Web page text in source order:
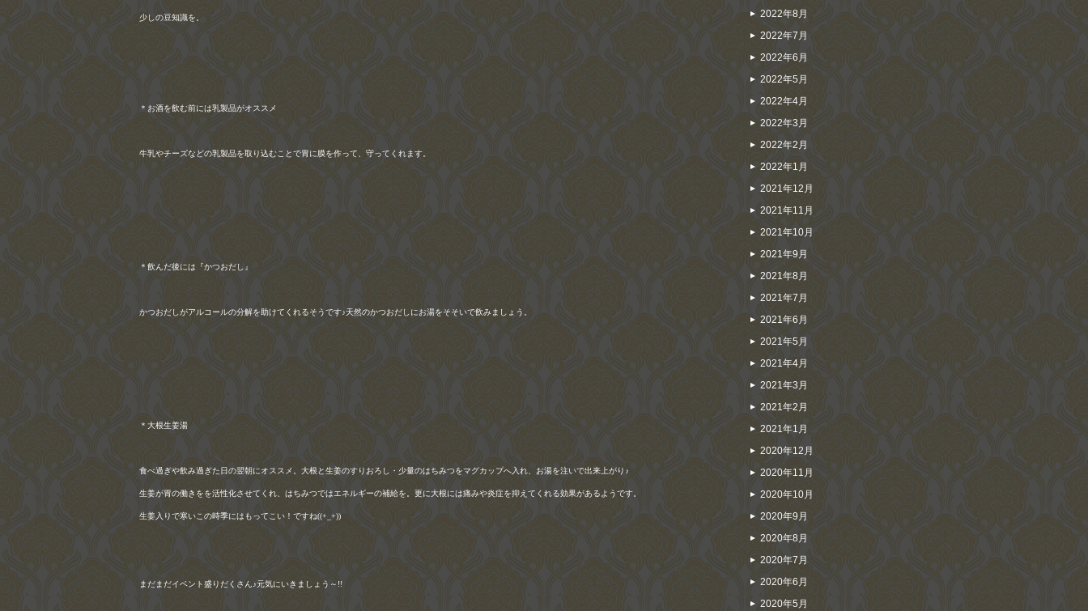
少しの豆知識を。
＊お酒を飲む前には乳製品がオススメ
牛乳やチーズなどの乳製品を取り込むことで胃に膜を作って、守ってくれます。
＊飲んだ後には『かつおだし』
かつおだしがアルコールの分解を助けてくれるそうです♪天然のかつおだしにお湯をそそいで飲みましょう。
＊大根生姜湯
食べ過ぎや飲み過ぎた日の翌朝にオススメ。大根と生姜のすりおろし・少量のはちみつをマグカップへ入れ、お湯を注いで出来上がり♪
生姜が胃の働きをを活性化させてくれ、はちみつではエネルギーの補給を。更に大根には痛みや炎症を抑えてくれる効果があるようです。
生姜入りで寒いこの時季にはもってこい！ですね((+_+))
まだまだイベント盛りだくさん♪元気にいきましょう～ !!
2022年8月
2022年7月
2022年6月
2022年5月
2022年4月
2022年3月
2022年2月
2022年1月
2021年12月
2021年11月
2021年10月
2021年9月
2021年8月
2021年7月
2021年6月
2021年5月
2021年4月
2021年3月
2021年2月
2021年1月
2020年12月
2020年11月
2020年10月
2020年9月
2020年8月
2020年7月
2020年6月
2020年5月